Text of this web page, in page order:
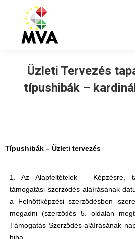
Üzleti Tervezés
típushibák –
Típushibák – Üzleti tervezés
1. Az Alapfeltételek – Képzésre,
támogatási szerződés aláírásának
a Felnőttképzési szerződésben
megadni (szerződés 5. oldalán
Támogatás Szerződés aláírásának
hiba.